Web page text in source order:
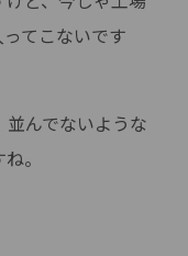
てこないです
並んでないような
。